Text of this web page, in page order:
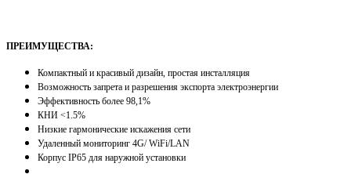
ПРЕИМУЩЕСТВА:
Компактный и красивый дизайн, простая инсталляция
Возможность запрета и разрешения экспорта электроэнергии
Эффективность более 98,1%
КНИ <1.5%
Низкие гармонические искажения сети
Удаленный мониторинг 4G/ WiFi/LAN
Корпус IP65 для наружной установки